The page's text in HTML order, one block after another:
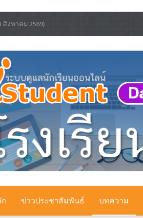
สิงหาคม 2569)
ข่าวประชาสัมพันธ์ บทความ